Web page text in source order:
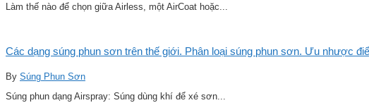
Làm thế nào để chọn giữa Airless, một AirCoat hoặc...
Các dạng súng phun sơn trên thế giới. Phân loại súng phun sơn. Ưu nhược
By Súng Phun Sơn
Súng phun dạng Airspray: Súng dùng khí để xé sơn...